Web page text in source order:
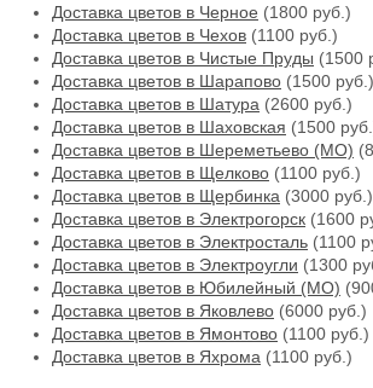
Доставка цветов в Черное (1800 руб.)
Доставка цветов в Чехов (1100 руб.)
Доставка цветов в Чистые Пруды (1500
Доставка цветов в Шарапово (1500 руб.)
Доставка цветов в Шатура (2600 руб.)
Доставка цветов в Шаховская (1500
Доставка цветов в Шереметьево (МО)
Доставка цветов в Щелково (1100 руб.)
Доставка цветов в Щербинка (3000 руб.)
Доставка цветов в Электрогорск (1600
Доставка цветов в Электросталь (1100
Доставка цветов в Электроугли (1300
Доставка цветов в Юбилейный (МО)
Доставка цветов в Яковлево (6000 руб.)
Доставка цветов в Ямонтово (1100 руб.)
Доставка цветов в Яхрома (1100 руб.)